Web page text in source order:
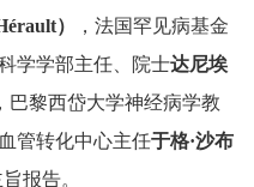
érault）
，法国罕见病基金
学学部主任、院士达尼埃
，巴黎西岱大学神经病学教
管转化中心主任于格·沙布
报告。